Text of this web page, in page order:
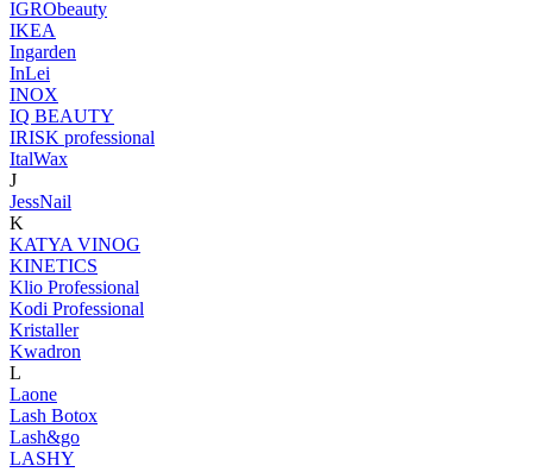
IGRObeauty
IKEA
Ingarden
InLei
INOX
IQ BEAUTY
IRISK professional
ItalWax
J
JessNail
K
KATYA VINOG
KINETICS
Klio Professional
Kodi Professional
Kristaller
Kwadron
L
Laone
Lash Botox
Lash&go
LASHY